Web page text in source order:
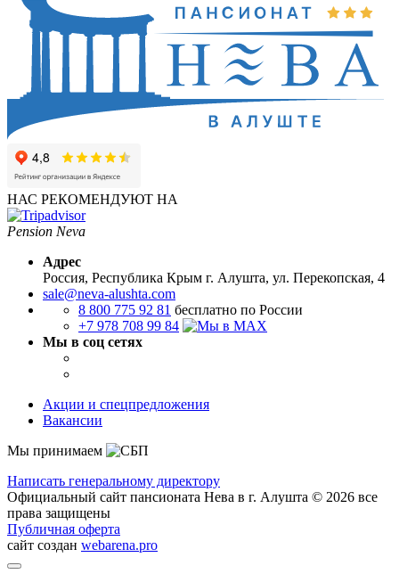
НАС РЕКОМЕНДУЮТ НА
Pension Neva
Адрес
Россия, Республика Крым г. Алушта, ул. Перекопская, 4
sale@neva-alushta.com
8 800 775 92 81 бесплатно по России
+7 978 708 99 84
Мы в соц сетях
Акции и спецпредложения
Вакансии
Мы принимаем
Написать генеральному директору
Официальный сайт пансионата Нева в г. Алушта © 2026 все
права защищены
Публичная оферта
сайт создан webarena.pro